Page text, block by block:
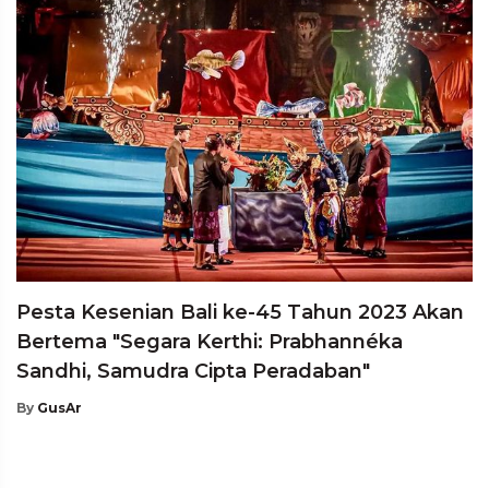
Pesta Kesenian Bali ke-45 Tahun 2023 Akan
Bertema "Segara Kerthi: Prabhannéka
Sandhi, Samudra Cipta Peradaban"
By GusAr